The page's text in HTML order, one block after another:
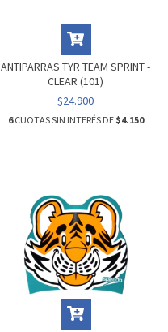
ANTIPARRAS TYR TEAM SPRINT -
CLEAR (101)
$24.900
6CUOTAS SIN INTERÉS DE $4.150